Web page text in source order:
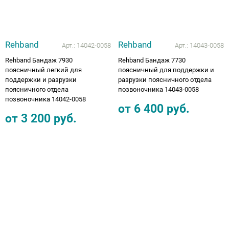
Rehband Арт.: 14042-0058
Rehband Бандаж 7930
поясничный легкий для
поддержки и разрузки
поясничного отдела
позвоночника 14042-0058
от 3 200 руб.
Rehband Арт.: 14043-0058
Rehband Бандаж 7730
поясничный для поддержки и
разрузки поясничного отдела
позвоночника 14043-0058
от 6 400 руб.